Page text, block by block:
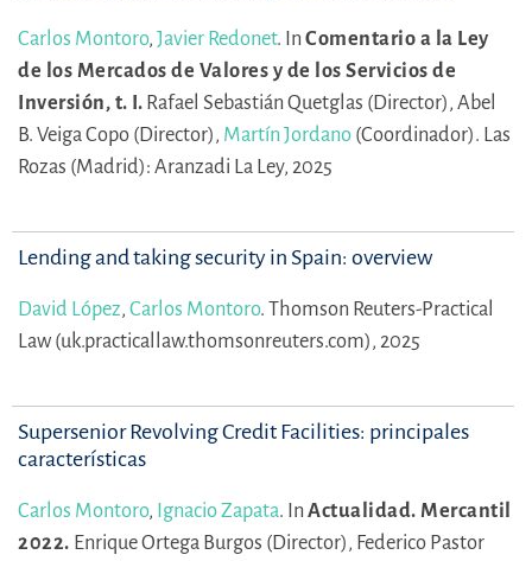
Carlos Montoro, Javier Redonet. In Comentario a la Ley
de los Mercados de Valores y de los Servicios de
Inversión, t. I. Rafael Sebastián Quetglas (Director), Abel
B. Veiga Copo (Director), Martín Jordano (Coordinador). Las
Rozas (Madrid): Aranzadi La Ley, 2025
Lending and taking security in Spain: overview
David López, Carlos Montoro. Thomson Reuters-Practical
Law (uk.practicallaw.thomsonreuters.com), 2025
Supersenior Revolving Credit Facilities: principales
características
Carlos Montoro, Ignacio Zapata. In Actualidad. Mercantil
2022. Enrique Ortega Burgos (Director), Federico Pastor